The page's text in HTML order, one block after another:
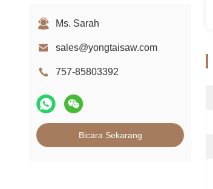
Ms. Sarah
sales@yongtaisaw.com
757-85803392
Bicara Sekarang